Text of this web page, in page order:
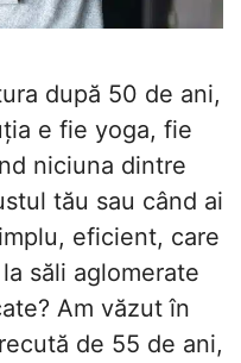
după 50 de ani,
e fie yoga, fie
niciuna dintre
tău sau când ai
eficient, care
săli aglomerate
Am văzut în
de 55 de ani,